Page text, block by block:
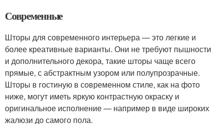
Современные
Шторы для современного интерьера — это легкие и
более креативные варианты. Они не требуют пышности
и дополнительного декора, такие шторы чаще всего
прямые, с абстрактным узором или полупрозрачные.
Шторы в гостиную в современном стиле, как на фото
ниже, могут иметь яркую контрастную окраску и
оригинальное исполнение — например в виде широких
жалюзи до самого пола.